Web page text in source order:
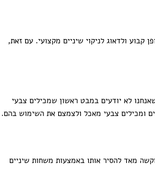
קבוע ולדאוג לניקוי שיניים מקצועי. עם זאת,
לא יודעים במבט ראשון שמכילים צבעי
ומכילים צבעי מאכל ולצמצם את השימוש בהם.
מאד להסיר אותו באמצעות משחות שיניים